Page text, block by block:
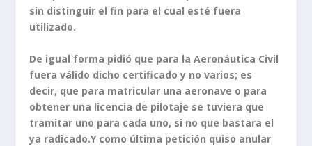
sin distinguir el fin para el cual esté fuera
utilizado.
De igual forma pidió que para la Aeronáutica Civil
fuera válido dicho certificado y no varios; es
decir, que para matricular una aeronave o para
obtener una licencia de pilotaje se tuviera que
tramitar uno para cada uno, si no que bastara el
ya radicado.Y como última petición quiso anular